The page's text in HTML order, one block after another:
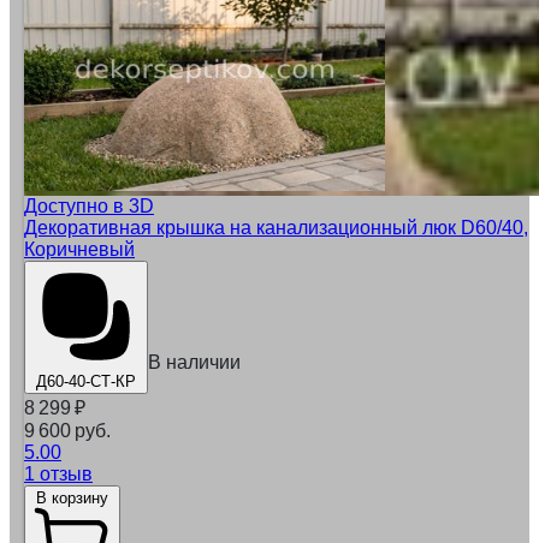
Доступно в 3D
Декоративная крышка на канализационный люк D60/40,
Коричневый
Д60-40-СТ-КР
В наличии
8 299 ₽
9 600 руб.
5.00
1 отзыв